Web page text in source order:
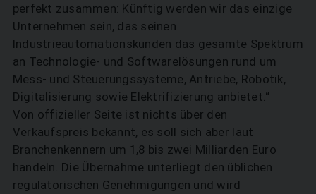
perfekt zusammen: Künftig werden wir das einzige
Unternehmen sein, das seinen
Industrieautomationskunden das gesamte Spektrum
an Technologie- und Softwarelösungen rund um
Mess- und Steuerungssysteme, Antriebe, Robotik,
Digitalisierung sowie Elektrifizierung anbietet.“
Von offizieller Seite ist nichts über den
Verkaufspreis bekannt, es soll sich aber laut
Branchenkennern um 1,8 bis zwei Milliarden Euro
handeln. Die Übernahme unterliegt den üblichen
regulatorischen Genehmigungen und wird